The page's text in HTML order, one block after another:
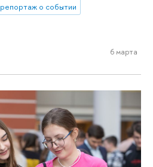
репортаж о событии
6 марта